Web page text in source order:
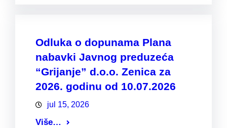
Odluka o dopunama Plana
nabavki Javnog preduzeća
“Grijanje” d.o.o. Zenica za
2026. godinu od 10.07.2026
jul 15, 2026
Više…